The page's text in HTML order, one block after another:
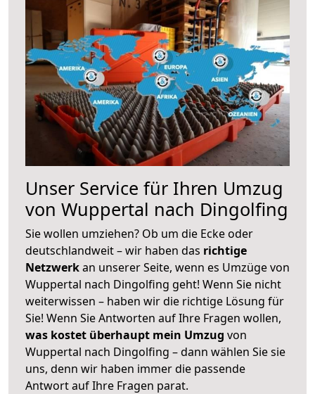
Unser Service für Ihren Umzug
von Wuppertal nach Dingolfing
Sie wollen umziehen? Ob um die Ecke oder
deutschlandweit – wir haben das richtige
Netzwerkan unserer Seite, wenn es Umzüge von
Wuppertal nach Dingolfing geht! Wenn Sie nicht
weiterwissen – haben wir die richtige Lösung für
Sie! Wenn Sie Antworten auf Ihre Fragen wollen,
was kostet überhaupt mein Umzug von
Wuppertal nach Dingolfing – dann wählen Sie sie
uns, denn wir haben immer die passende
Antwort auf Ihre Fragen parat.